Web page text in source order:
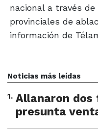
nacional a través de
provinciales de
información de
Noticias más leídas
1. Allanaron
presunta